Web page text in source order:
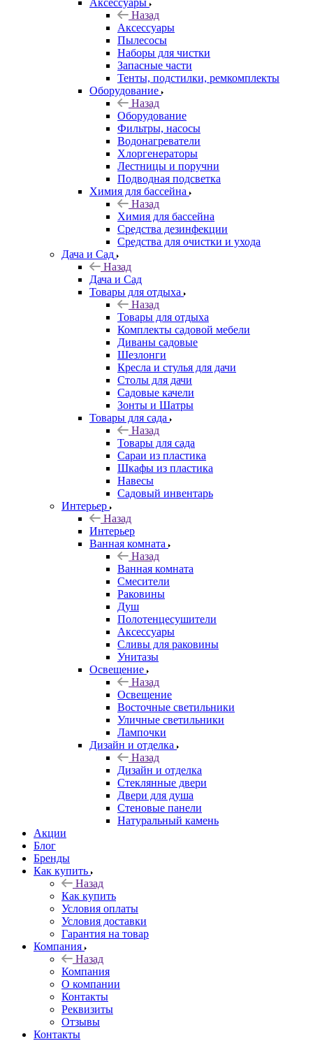
Аксессуары
Назад
Аксессуары
Пылесосы
Наборы для чистки
Запасные части
Тенты, подстилки, ремкомплекты
Оборудование
Назад
Оборудование
Фильтры, насосы
Водонагреватели
Хлоргенераторы
Лестницы и поручни
Подводная подсветка
Химия для бассейна
Назад
Химия для бассейна
Средства дезинфекции
Средства для очистки и ухода
Дача и Сад
Назад
Дача и Сад
Товары для отдыха
Назад
Товары для отдыха
Комплекты садовой мебели
Диваны садовые
Шезлонги
Кресла и стулья для дачи
Столы для дачи
Садовые качели
Зонты и Шатры
Товары для сада
Назад
Товары для сада
Сараи из пластика
Шкафы из пластика
Навесы
Садовый инвентарь
Интерьер
Назад
Интерьер
Ванная комната
Назад
Ванная комната
Смесители
Раковины
Душ
Полотенцесушители
Аксессуары
Сливы для раковины
Унитазы
Освещение
Назад
Освещение
Восточные светильники
Уличные светильники
Лампочки
Дизайн и отделка
Назад
Дизайн и отделка
Стеклянные двери
Двери для душа
Стеновые панели
Натуральный камень
Акции
Блог
Бренды
Как купить
Назад
Как купить
Условия оплаты
Условия доставки
Гарантия на товар
Компания
Назад
Компания
О компании
Контакты
Реквизиты
Отзывы
Контакты